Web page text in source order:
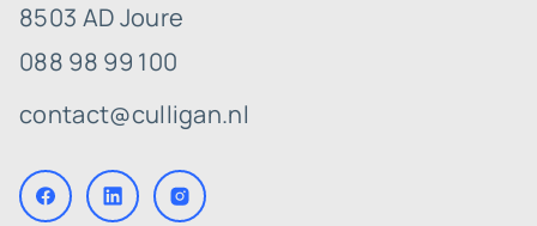
8503 AD Joure
088 98 99 100
contact@culligan.nl